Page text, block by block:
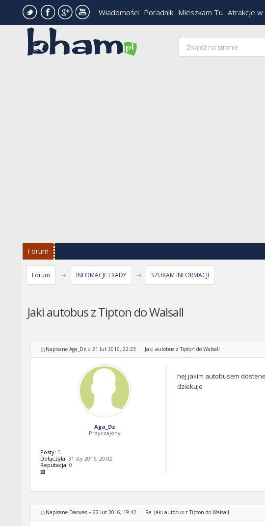
Wiadomości Poradnik Mieszkam Tu Atrakcje w
Forum
Forum INFOMACJE I RADY SZUKAM INFORMACJI
Jaki autobus z Tipton do Walsall
Napisane Aga_Dz » 21 lut 2016, 22:23 Jaki autobus z Tipton do Walsall
hej jakim autobusem
dziekuje
Aga_Dz
Przyczajony
Posty: 5
Dołączyła: 31 sty 2016, 20:02
Reputacja: 0
Napisane Darwas » 22 lut 2016, 19:42 Re: Jaki autobus z Tipton do Walsall